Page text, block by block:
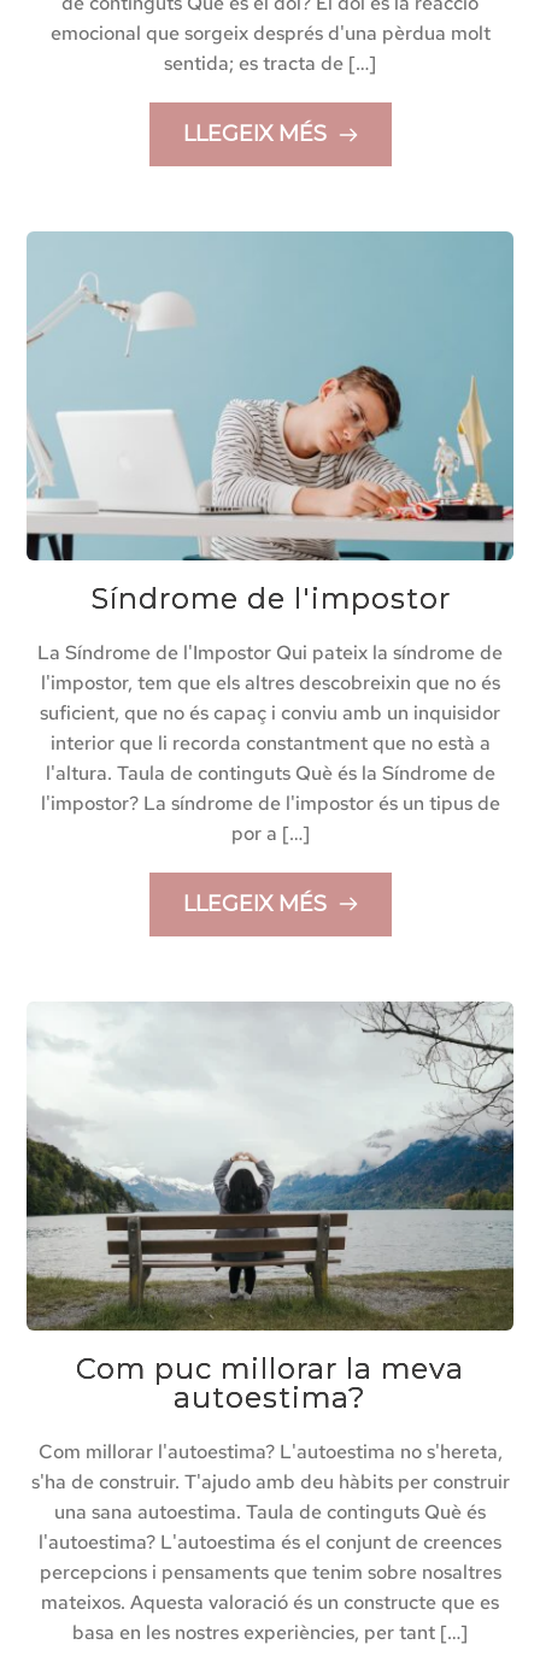
emocional que sorgeix després d'una pèrdua molt
sentida; es tracta de […]
LLEGEIX MÉS
Síndrome de l'impostor
La Síndrome de l'Impostor Qui pateix la síndrome de
l'impostor, tem que els altres descobreixin que no és
suficient, que no és capaç i conviu amb un inquisidor
interior que li recorda constantment que no està a
l'altura. Taula de continguts Què és la Síndrome de
l'impostor? La síndrome de l'impostor és un tipus de
por a […]
LLEGEIX MÉS
Com puc millorar la meva
autoestima?
Com millorar l'autoestima? L'autoestima no s'hereta,
s'ha de construir. T'ajudo amb deu hàbits per construir
una sana autoestima. Taula de continguts Què és
l'autoestima? L'autoestima és el conjunt de creences
percepcions i pensaments que tenim sobre nosaltres
mateixos. Aquesta valoració és un constructe que es
basa en les nostres experiències, per tant […]